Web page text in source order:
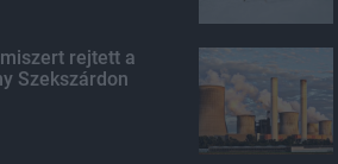
rejtett a
Szekszárdon